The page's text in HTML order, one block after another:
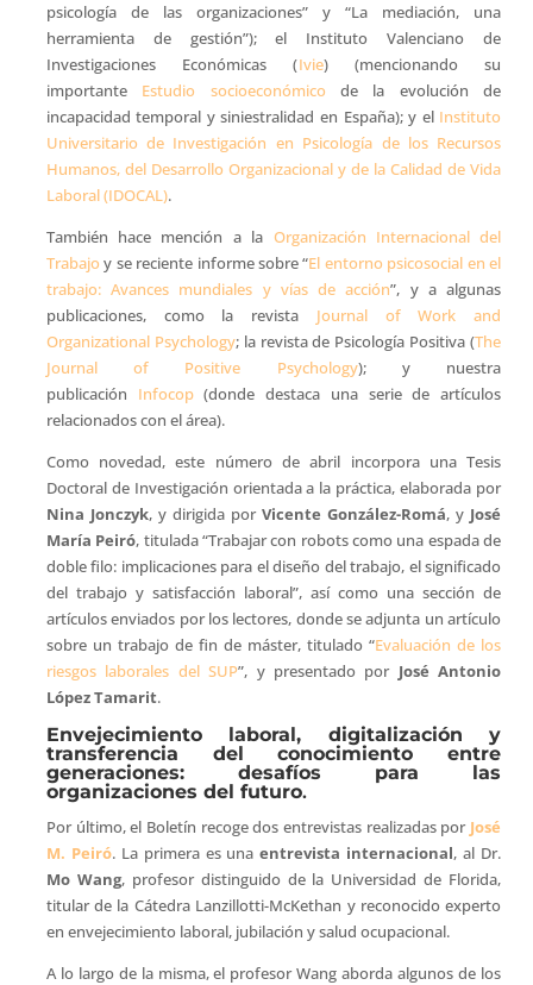
psicología de las organizaciones” y “La mediación, una
herramienta de gestión”); el Instituto Valenciano de
Investigaciones Económicas (Ivie) (mencionando su
importanteEstudio socioeconómico de la evolución de
incapacidad temporal y siniestralidad en España); y el Instituto
Universitario de Investigación en Psicología de los Recursos
Humanos, del Desarrollo Organizacional y de la Calidad de Vida
Laboral (IDOCAL).
También hace mención a la Organización Internacional del
Trabajo y se reciente informe sobre “El entorno psicosocial en el
trabajo: Avances mundiales y vías de acción”, y a algunas
publicaciones, como la revista Journal of Work and
Organizational Psychology; la revista de Psicología Positiva (The
Journal of Positive Psychology); y nuestra
publicación Infocop(donde destaca una serie de artículos
relacionados con el área).
Como novedad, este número de abril incorpora una Tesis
Doctoral de Investigación orientada a la práctica, elaborada por
Nina Jonczyk, y dirigida porVicente González-Romá, y José
María Peiró, titulada “Trabajar con robots como una espada de
doble filo: implicaciones para el diseño del trabajo, el significado
del trabajo y satisfacción laboral”, así como una sección de
artículos enviados por los lectores, donde se adjunta un artículo
sobre un trabajo de fin de máster, titulado “Evaluación de los
riesgos laborales del SUP”, y presentado por José Antonio
López Tamarit.
Envejecimiento laboral, digitalización y
transferencia del conocimiento entre
generaciones: desafíos para las
organizaciones del futuro.
Por último, el Boletín recoge dos entrevistas realizadas por José
M. Peiró. La primera es unaentrevista internacional, al Dr.
Mo Wang, profesor distinguido de la Universidad de Florida,
titular de la Cátedra Lanzillotti-McKethan y reconocido experto
en envejecimiento laboral, jubilación y salud ocupacional.
A lo largo de la misma, el profesor Wang aborda algunos de los